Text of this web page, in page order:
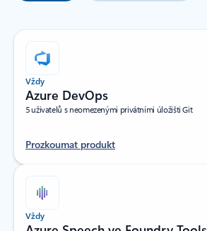
Vždy
Azure DevOps
5 uživatelů s neomezenými privátními úložišti Git
Prozkoumat produkt
Vždy